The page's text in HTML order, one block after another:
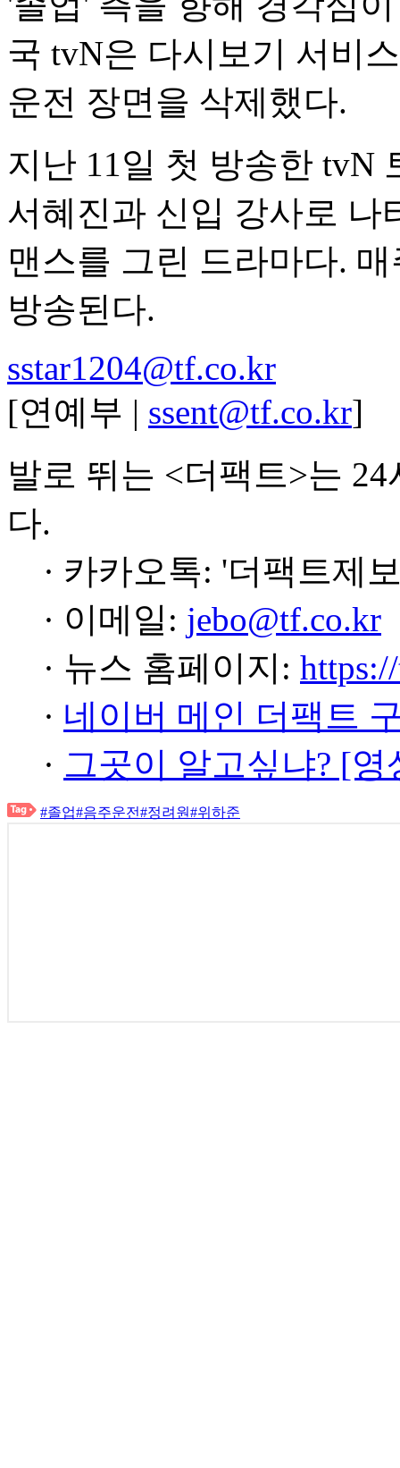
국 tvN은 다시보기 서비
운전 장면을 삭제했다.
지난 11일 첫 방송한 tvN
서혜진과 신입 강사로 나
맨스를 그린 드라마다.
방송된다.
sstar1204@tf.co.kr
[연예부 | ssent@tf.co.kr]
발로 뛰는 <더팩트>는
다.
· 카카오톡: '더팩트제
· 이메일: jebo@tf.co.kr
· 뉴스 홈페이지:
· 네이버 메인 더팩트
· 그곳이 알고싶냐? [
#졸업#음주운전#정려원#위하준